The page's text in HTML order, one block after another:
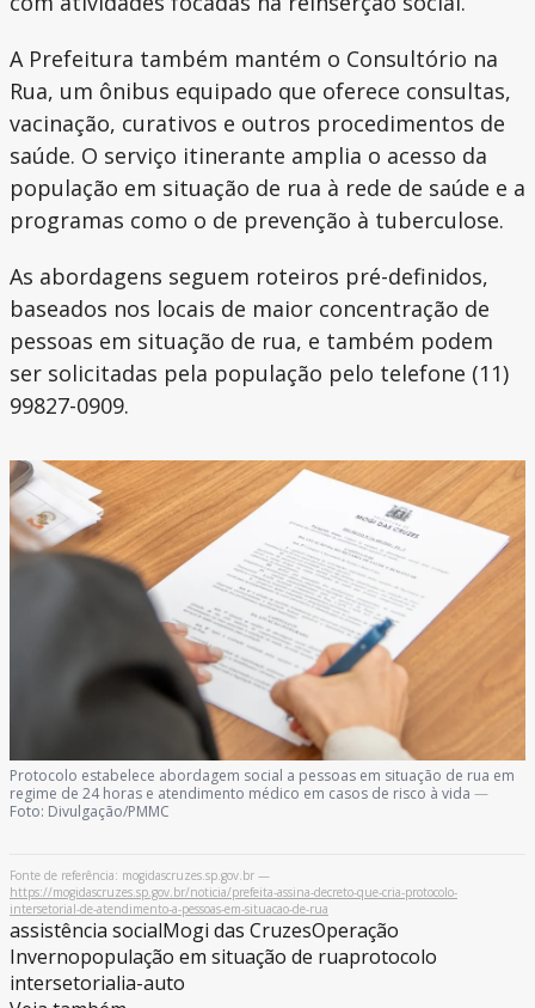
A Prefeitura também mantém o Consultório na
Rua, um ônibus equipado que oferece consultas,
vacinação, curativos e outros procedimentos de
saúde. O serviço itinerante amplia o acesso da
população em situação de rua à rede de saúde e a
programas como o de prevenção à tuberculose.
As abordagens seguem roteiros pré-definidos,
baseados nos locais de maior concentração de
pessoas em situação de rua, e também podem
ser solicitadas pela população pelo telefone (11)
99827-0909.
Protocolo estabelece abordagem social a pessoas em situação de rua em
regime de 24 horas e atendimento médico em casos de risco à vida —
Foto: Divulgação/PMMC
Fonte de referência: mogidascruzes.sp.gov.br —
https://mogidascruzes.sp.gov.br/noticia/prefeita-assina-decreto-que-cria-protocolo-
intersetorial-de-atendimento-a-pessoas-em-situacao-de-rua
assistência socialMogi das CruzesOperação
Invernopopulação em situação de ruaprotocolo
intersetorialia-auto